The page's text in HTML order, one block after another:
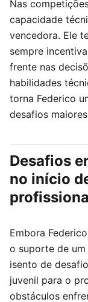
Nas
capacidade
vencedora. Ele
sempre
frente nas
habilidades
torna Federico
desafios
Desafios
no início
Embora
o suporte de
isento de
juvenil para o
obstáculos